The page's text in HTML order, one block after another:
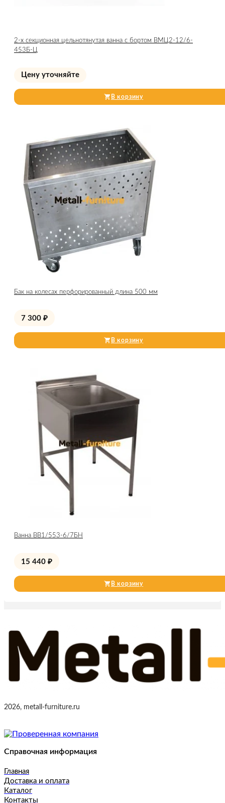
2-х секционная цельнотянутая ванна с бортом ВМЦ2-12/6-
453Б-Ц
Цену уточняйте
В корзину
Бак на колесах перфорированный длина 500 мм
7 300 ₽
В корзину
Ванна ВВ1/553-6/7БН
15 440 ₽
В корзину
2026, metall-furniture.ru
Справочная информация
Главная
Доставка и оплата
Каталог
Контакты